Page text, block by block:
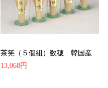
茶筅（５個組）数穂 韓国産
13,068円